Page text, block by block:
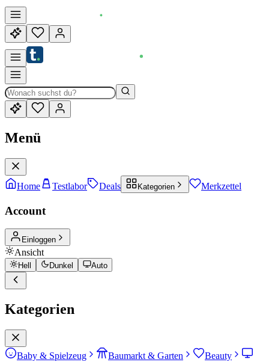
Menü
Home Testlabor Deals Kategorien Merkzettel
Account
Einloggen
Ansicht
Hell Dunkel Auto
Kategorien
Baby & Spielzeug Baumarkt & Garten
Beauty